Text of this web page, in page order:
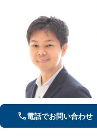
電話でお問い合わせ